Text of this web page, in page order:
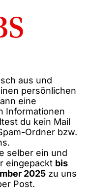
aus und
persönlichen
eine
Informationen
du kein Mail
Ordner bzw.
selber ein und
eingepackt bis
2025 zu uns
Post.